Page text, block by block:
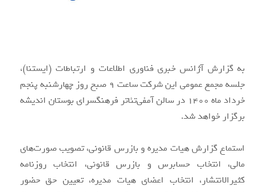
به گزارش آژانس خبری فناوری اطلاعات و ارتباطات (ایستنا)،
جلسه مجمع عمومی این شرکت ساعت 9 صبح روز چهارشنبه پنجم
خرداد ماه 1400 در سالن آمفی‌تئاتر فرهنگسرای بوستان اندیشه
برگزار خواهد شد.
استماع گزارش هیات مدیره و بازرس قانونی، تصویب صورت‌های
مالی، انتخاب حسابرس و بازرس قانونی، انتخاب روزنامه
کثیرالانتشار، انتخاب اعضای هیات مدیره، تعیین حق حضور